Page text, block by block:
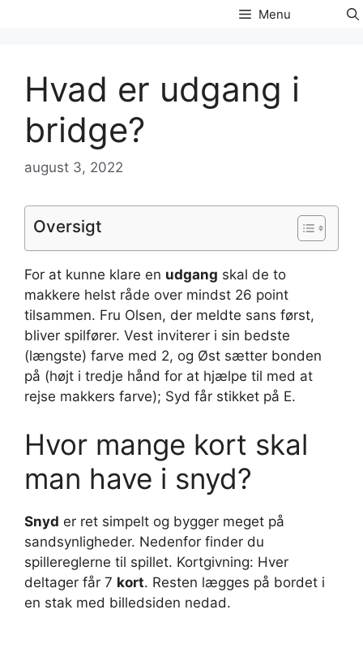
Menu
Hvad er udgang i
bridge?
august 3, 2022
Oversigt
For at kunne klare en udgang skal de to
makkere helst råde over mindst 26 point
tilsammen. Fru Olsen, der meldte sans først,
bliver spilfører. Vest inviterer i sin bedste
(længste) farve med 2, og Øst sætter bonden
på (højt i tredje hånd for at hjælpe til med at
rejse makkers farve); Syd får stikket på E.
Hvor mange kort skal
man have i snyd?
Snyd er ret simpelt og bygger meget på
sandsynligheder. Nedenfor finder du
spillereglerne til spillet. Kortgivning: Hver
deltager får 7 kort. Resten lægges på bordet i
en stak med billedsiden nedad.